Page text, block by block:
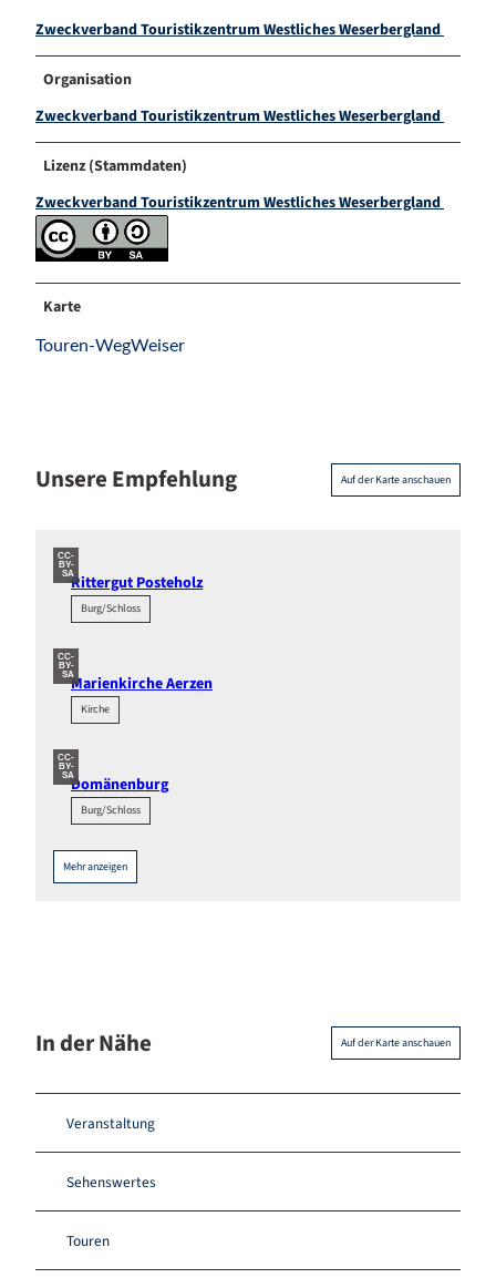
Zweckverband Touristikzentrum Westliches Weserbergland
Organisation
Zweckverband Touristikzentrum Westliches Weserbergland
Lizenz (Stammdaten)
Zweckverband Touristikzentrum Westliches Weserbergland
Karte
Touren-WegWeiser
Unsere Empfehlung Auf der Karte anschauen
CC-
BY-
SARittergut Posteholz
Burg/Schloss
CC-
BY-
SAMarienkirche Aerzen
Kirche
CC-
BY-
SADomänenburg
Burg/Schloss
Mehr anzeigen
In der Nähe Auf der Karte anschauen
Veranstaltung
Sehenswertes
Touren